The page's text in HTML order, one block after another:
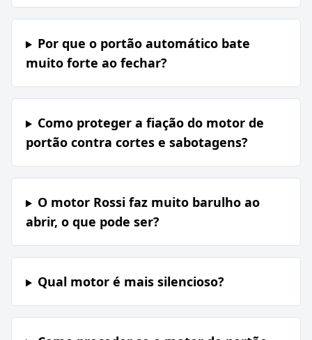
Por que o portão automático bate
muito forte ao fechar?
Como proteger a fiação do motor de
portão contra cortes e sabotagens?
O motor Rossi faz muito barulho ao
abrir, o que pode ser?
Qual motor é mais silencioso?